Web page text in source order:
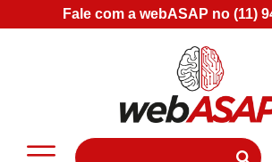
Fale com a webASAP no (11)